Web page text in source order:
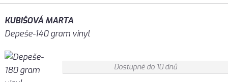
KUBIŠOVÁ MARTA
Depeše-140 gram vinyl
Dostupné do 10 dnů